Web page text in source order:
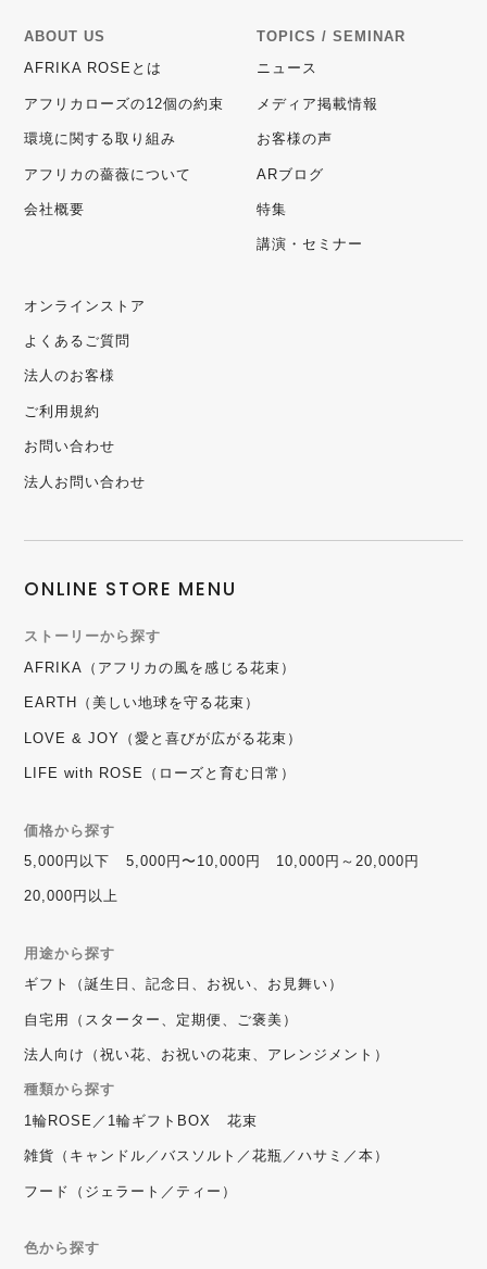
ABOUT US
AFRIKA ROSEとは
アフリカローズの12個の約束
環境に関する取り組み
アフリカの薔薇について
会社概要
TOPICS / SEMINAR
ニュース
メディア掲載情報
お客様の声
ARブログ
特集
講演・セミナー
オンラインストア
よくあるご質問
法人のお客様
ご利用規約
お問い合わせ
法人お問い合わせ
ONLINE STORE MENU
ストーリーから探す
AFRIKA（アフリカの風を感じる花束）
EARTH（美しい地球を守る花束）
LOVE & JOY（愛と喜びが広がる花束）
LIFE with ROSE（ローズと育む日常）
価格から探す
5,000円以下
5,000円〜10,000円 10,000円～20,000円
20,000円以上
用途から探す
ギフト（誕生日、記念日、お祝い、お見舞い）
自宅用（スターター、定期便、ご褒美）
法人向け（祝い花、お祝いの花束、アレンジメント）
種類から探す
1輪ROSE／1輪ギフトBOX
花束
雑貨（キャンドル／バスソルト／花瓶／ハサミ／本）
フード（ジェラート／ティー）
色から探す